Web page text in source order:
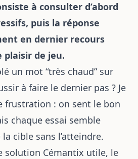
à consulter d’abord
puis la réponse
en dernier recours
plaisir de jeu.
un mot “très chaud” sur
à faire le dernier pas ? Je
frustration : on sent le bon
chaque essai semble
cible sans l’atteindre.
solution Cémantix utile, le